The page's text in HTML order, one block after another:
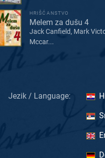
HRIŠĆANSTVO
Melem za dušu 4
Jack Canfield, Mark
Mccar...
Jezik / Language: